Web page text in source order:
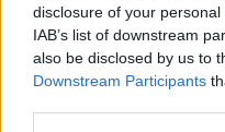
disclosure of your
IAB’s list of downstream
also be disclosed by us to
Downstream Participants
internaQuest’estate circa
cento — hanno portato a
Swisscom. Circa la